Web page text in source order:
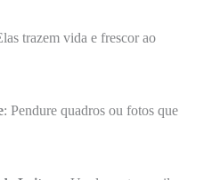
trazem vida e frescor ao
: Pendure quadros ou fotos que